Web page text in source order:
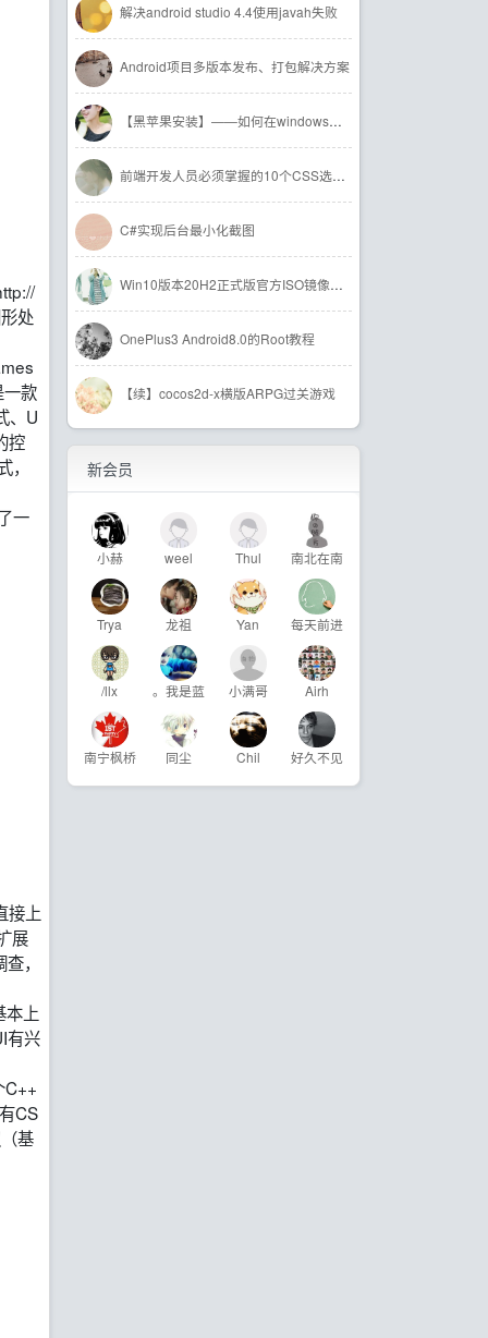
处
款
、U
控
一
接上
展
，
本上
有兴
CS
基
解决android studio 4.4使用javah失败
Android项目多版本发布、打包解决方案
【黑苹果安装】——如何在windows下操作EFI分区
前端开发人员必须掌握的10个CSS选择器
C#实现后台最小化截图
Win10版本20H2正式版官方ISO镜像大全
OnePlus3 Android8.0的Root教程
【续】cocos2d-x横版ARPG过关游戏
新会员
小赫 weel Thul 南北在南
Trya 龙祖 Yan 每天前进
/llx 。我是蓝 小满哥 Airh
南宁枫桥 同尘 Chil 好久不见